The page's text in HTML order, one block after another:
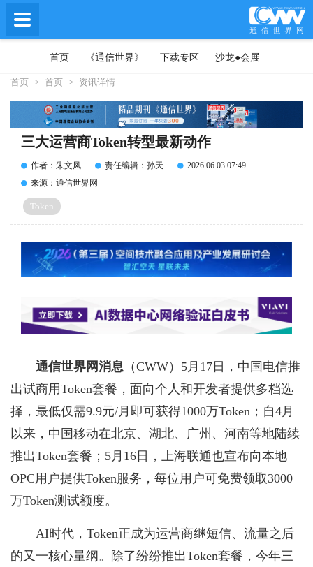
首页 《通信世界》 下载专区 沙龙●会展
首页 > 首页 > 资讯详情
三大运营商Token转型最新动作
作者：朱文凤 责任编辑：孙天
2026.06.03 07:49
来源：通信世界网
Token
通信世界网消息 （CWW） 5月17日，中国电信推
出试商用Token套餐，面向个人和开发者提供多档选
择，最低仅需9.9元/月即可获得1000万Token；自4月
以来，中国移动在北京、湖北、广州、河南等地陆续
推出Token套餐；5月16日，上海联通也宣布向本地
OPC用户提供Token服务，每位用户可免费领取3000
万Token测试额度。
AI时代，Token正成为运营商继短信、流量之后
的又一核心量纲。除了纷纷推出Token套餐，今年三